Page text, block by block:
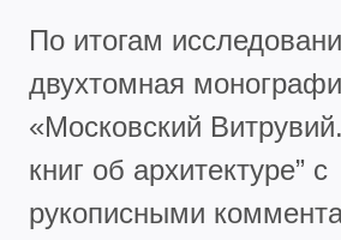
По итогам
двухтомная
«Московский
книг об архитектуре” с
рукописными